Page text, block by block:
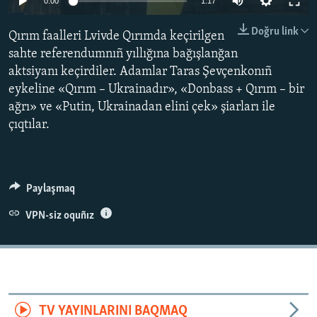
Українською
QOŞULIÑIZ!
Doğru link
Qırım faalleri Lvivde Qırımda keçirilgen
sahte referendumnıñ yıllığına bağışlanğan
aktsiyanı keçirdiler. Adamlar Taras Şevçenkonıñ
eykeline «Qırım – Ukrainadır», «Donbass + Qırım – bir
ağrı» ve «Putin, Ukrainadan elini çek» şiarları ile
çıqtılar.
Paylaşmaq
VPN-siz oquñız
TV YAYINLARINI BAQMAQ